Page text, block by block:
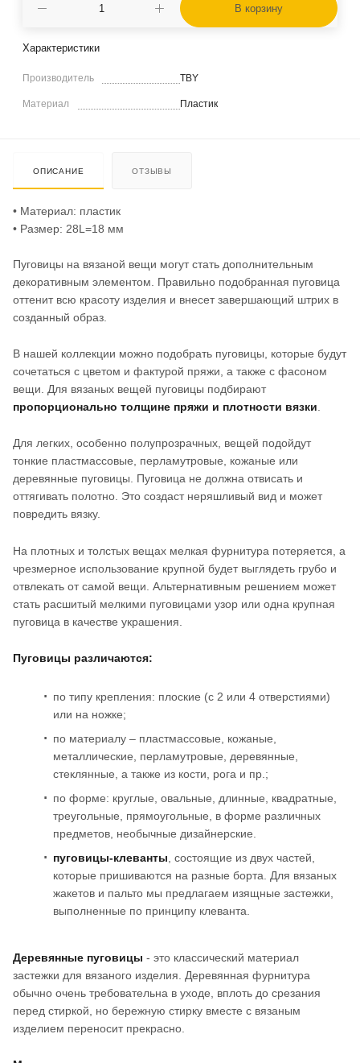
В корзину
Характеристики
Производитель TBY
Материал Пластик
ОПИСАНИЕ ОТЗЫВЫ
• Материал: пластик
• Размер: 28L=18 мм
Пуговицы на вязаной вещи могут стать дополнительным
декоративным элементом. Правильно подобранная пуговица
оттенит всю красоту изделия и внесет завершающий штрих в
созданный образ.
В нашей коллекции можно подобрать пуговицы, которые будут
сочетаться с цветом и фактурой пряжи, а также с фасоном
вещи. Для вязаных вещей пуговицы подбирают
пропорционально толщине пряжи и плотности вязки
Для легких, особенно полупрозрачных, вещей подойдут
тонкие пластмассовые, перламутровые, кожаные или
деревянные пуговицы. Пуговица не должна отвисать и
оттягивать полотно. Это создаст неряшливый вид и может
повредить вязку.
На плотных и толстых вещах мелкая фурнитура потеряется, а
чрезмерное использование крупной будет выглядеть грубо и
отвлекать от самой вещи. Альтернативным решением может
стать расшитый мелкими пуговицами узор или одна крупная
пуговица в качестве украшения.
Пуговицы различаются:
по типу крепления: плоские (с 2 или 4 отверстиями)
или на ножке;
по материалу – пластмассовые, кожаные,
металлические, перламутровые, деревянные,
стеклянные, а также из кости, рога и пр.;
по форме: круглые, овальные, длинные, квадратные,
треугольные, прямоугольные, в форме различных
предметов, необычные дизайнерские.
пуговицы-клеванты , состоящие из двух частей,
которые пришиваются на разные борта. Для вязаных
жакетов и пальто мы предлагаем изящные застежки,
выполненные по принципу клеванта.
Деревянные пуговицы - это классический материал
застежки для вязаного изделия. Деревянная фурнитура
обычно очень требовательна в уходе, вплоть до срезания
перед стиркой, но бережную стирку вместе с вязаным
изделием переносит прекрасно.